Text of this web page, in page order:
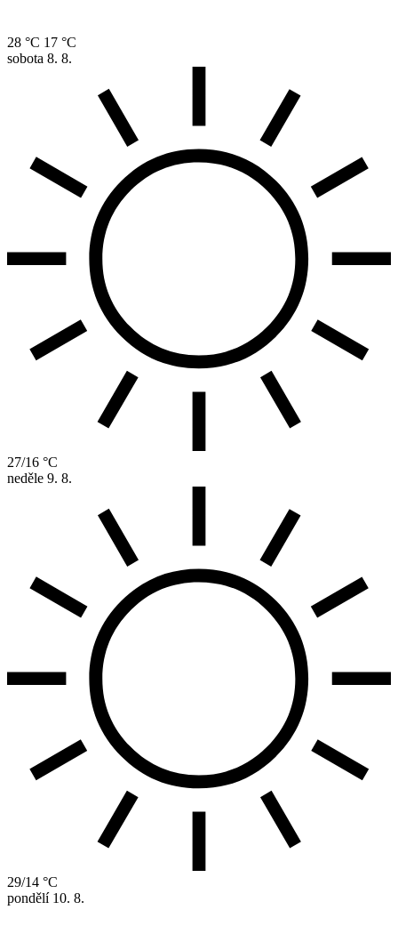
28 °C 17 °C
sobota 8. 8.
27/16 °C
neděle 9. 8.
29/14 °C
pondělí 10. 8.